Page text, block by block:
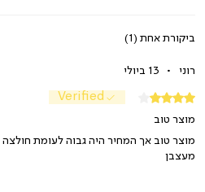
ביקורת אחת (1)
רוני • 13 ביולי
דירוג של 4 מתוך 5 כוכבים. Verified
מוצר טוב
מוצר טוב אך המחיר היה גבוה לעומת
מעצבן